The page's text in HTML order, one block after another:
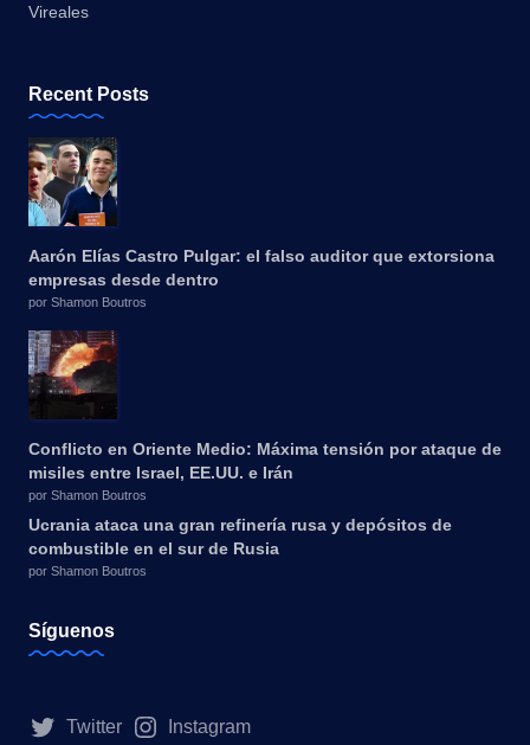
Vireales
Recent Posts
Aarón Elías Castro Pulgar: el falso auditor que extorsiona
empresas desde dentro
por Shamon Boutros
Conflicto en Oriente Medio: Máxima tensión por ataque de
misiles entre Israel, EE.UU. e Irán
por Shamon Boutros
Ucrania ataca una gran refinería rusa y depósitos de
combustible en el sur de Rusia
por Shamon Boutros
Síguenos
Twitter Instagram